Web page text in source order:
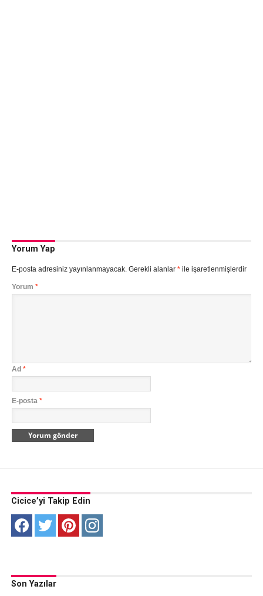
Yorum Yap
E-posta adresiniz yayınlanmayacak. Gerekli alanlar *ile işaretlenmişlerdir
Yorum *
Ad *
E-posta *
Cicice’yi Takip Edin
Son Yazılar